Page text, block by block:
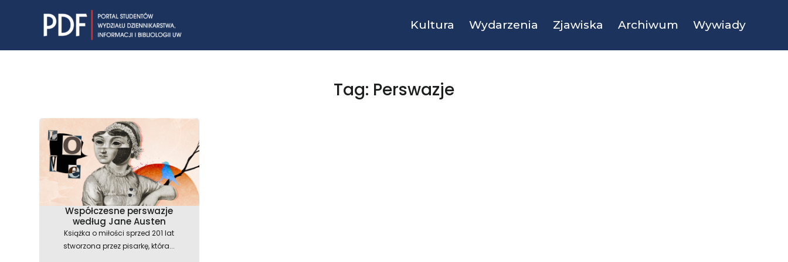
Kultura Wydarzenia Zjawiska Archiwum Wywiady
Tag: Perswazje
Współczesne perswazje
według Jane Austen
Książka o miłości sprzed 201 lat
stworzona przez pisarkę, która...